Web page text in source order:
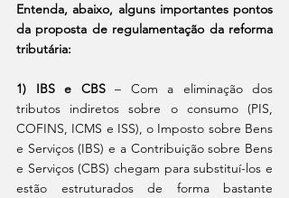
Entenda, abaixo, alguns importantes pontos
da proposta de regulamentação da reforma
tributária:
1) IBS e CBS – Com a eliminação dos
tributos indiretos sobre o consumo (PIS,
COFINS, ICMS e ISS), o Imposto sobre Bens
e Serviços (IBS) e a Contribuição sobre Bens
e Serviços (CBS) chegam para substituí-los e
estão estruturados de forma bastante